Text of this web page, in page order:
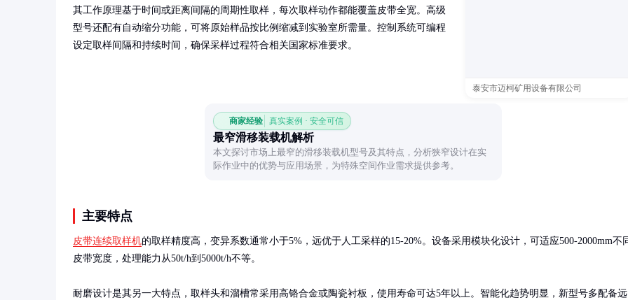
泰安市迈柯矿用设备有限公司
其工作原理基于时间或距离间隔的周期性取样，每次取样动作都能覆盖皮带全宽。高级
型号还配有自动缩分功能，可将原始样品按比例缩减到实验室所需量。控制系统可编程
设定取样间隔和持续时间，确保采样过程符合相关国家标准要求。
商家经验 真实案例 · 安全可信
最窄滑移装载机解析
本文探讨市场上最窄的滑移装载机型号及其特点，分析狭窄设计在实
际作业中的优势与应用场景，为特殊空间作业需求提供参考。
主要特点
皮带连续取样机的取样精度高，变异系数通常小于5%，远优于人工采样的15-20%。设备采用模块化设计，可适应500-2000mm不
皮带宽度，处理能力从50t/h到5000t/h不等。
耐磨设计是其另一大特点，取样头和溜槽常采用高铬合金或陶瓷衬板，使用寿命可达5年以上。智能化趋势明显，新型号多配备远